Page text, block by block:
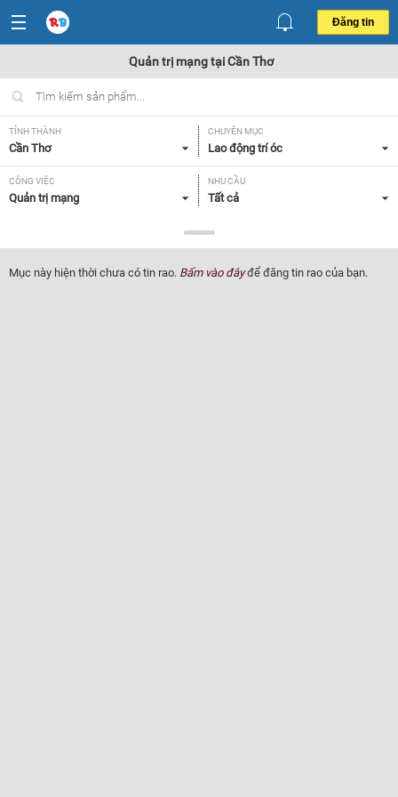
Đăng tin
Quản trị mạng tại Cần Thơ
TỈNH THÀNH
Cần Thơ
CHUYÊN MỤC
Lao động trí óc
CÔNG VIỆC
Quản trị mạng
NHU CẦU
Tất cả
Tất cả
Mục này hiện thời chưa có tin rao. Bấm vào đâyđể đăng tin rao của bạn.